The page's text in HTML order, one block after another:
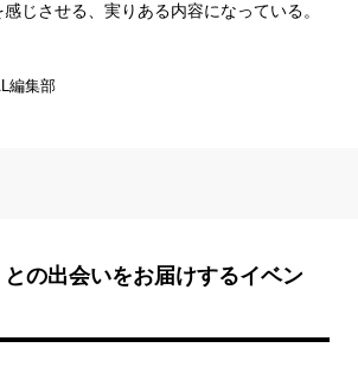
じさせる、実りある内容になっている。
編集部
の出会いをお届けするイベン